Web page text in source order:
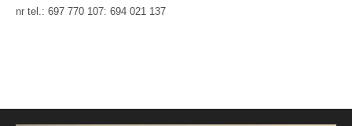
nr tel.: 697 770 107: 694 021 137